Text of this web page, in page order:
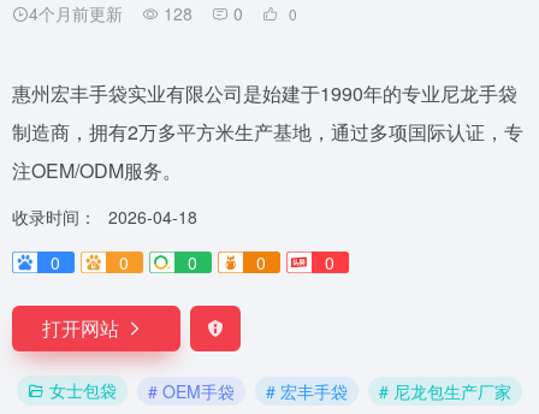
4个月前更新 128 0 0
惠州宏丰手袋实业有限公司是始建于1990年的专业尼龙手袋
制造商，拥有2万多平方米生产基地，通过多项国际认证，专
注OEM/ODM服务。
收录时间：
2026-04-18
0
0 0 0 0
打开网站
女士包袋 # OEM手袋 # 宏丰手袋
# 尼龙包生产厂家